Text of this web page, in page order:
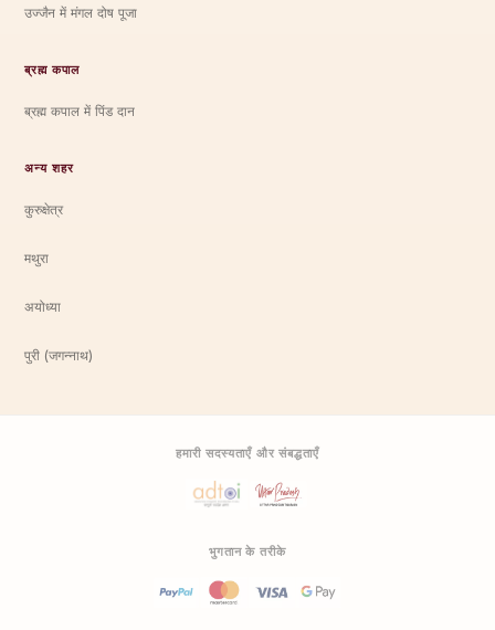
उज्जैन में मंगल दोष पूजा
ब्रह्म कपाल
ब्रह्म कपाल में पिंड दान
अन्य शहर
कुरुक्षेत्र
मथुरा
अयोध्या
पुरी (जगन्नाथ)
हमारी सदस्यताएँ और संबद्धताएँ
भुगतान के तरीके